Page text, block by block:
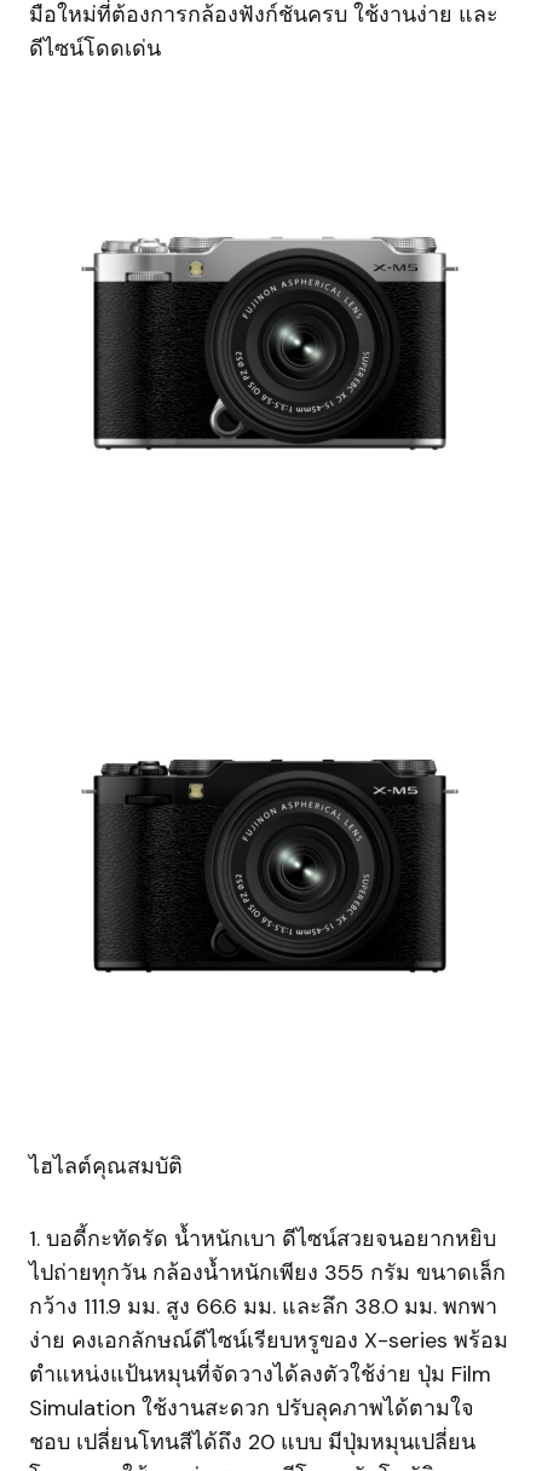
มือใหม่ที่ต้องการกล้องฟังก์ชันครบ ใช้งานง่าย และ
ดีไซน์โดดเด่น
ไฮไลต์คุณสมบัติ
1. บอดี้กะทัดรัด น้ำหนักเบา ดีไซน์สวยจนอยากหยิบ
ไปถ่ายทุกวัน กล้องน้ำหนักเพียง 355 กรัม ขนาดเล็ก
กว้าง 111.9 มม. สูง 66.6 มม. และลึก 38.0 มม. พกพา
ง่าย คงเอกลักษณ์ดีไซน์เรียบหรูของ X-series พร้อม
ตำแหน่งแป้นหมุนที่จัดวางได้ลงตัวใช้ง่าย ปุ่ม Film
Simulation ใช้งานสะดวก ปรับลุคภาพได้ตามใจ
ชอบ เปลี่ยนโทนสีได้ถึง 20 แบบ มีปุ่มหมุนเปลี่ยน